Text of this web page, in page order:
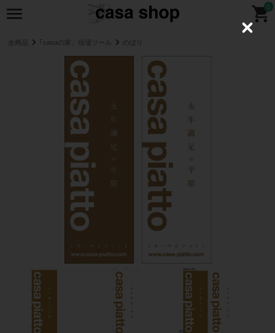
0
全商品 ｢casaの家」現場ツール のぼり
C